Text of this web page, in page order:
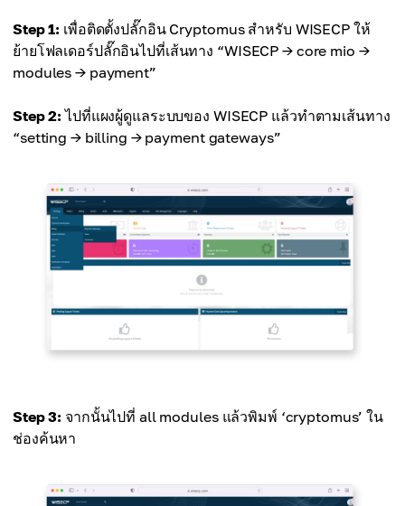
Step 1: เพื่อติดตั้งปลั๊กอิน Cryptomus สำหรับ WISECP ให้
ย้ายโฟลเดอร์ปลั๊กอินไปที่เส้นทาง “WISECP → core mio →
modules → payment”
Step 2: ไปที่แผงผู้ดูแลระบบของ WISECP แล้วทำตามเส้นทาง
“setting → billing → payment gateways”
Step 3: จากนั้นไปที่ all modules แล้วพิมพ์ ‘cryptomus’ ใน
ช่องค้นหา